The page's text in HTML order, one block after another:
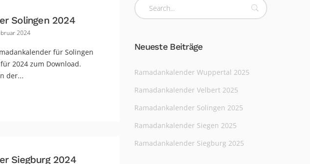
Solingen 2024
2024
für Solingen
2024 zum Download.
der...
Siegburg 2024
Neueste Beiträge
Ramadankalender Wuppertal 2025
Ramadankalender Velbert 2025
Ramadankalender Solingen 2025
Ramadankalender Siegen 2025
Ramadankalender Siegburg 2025